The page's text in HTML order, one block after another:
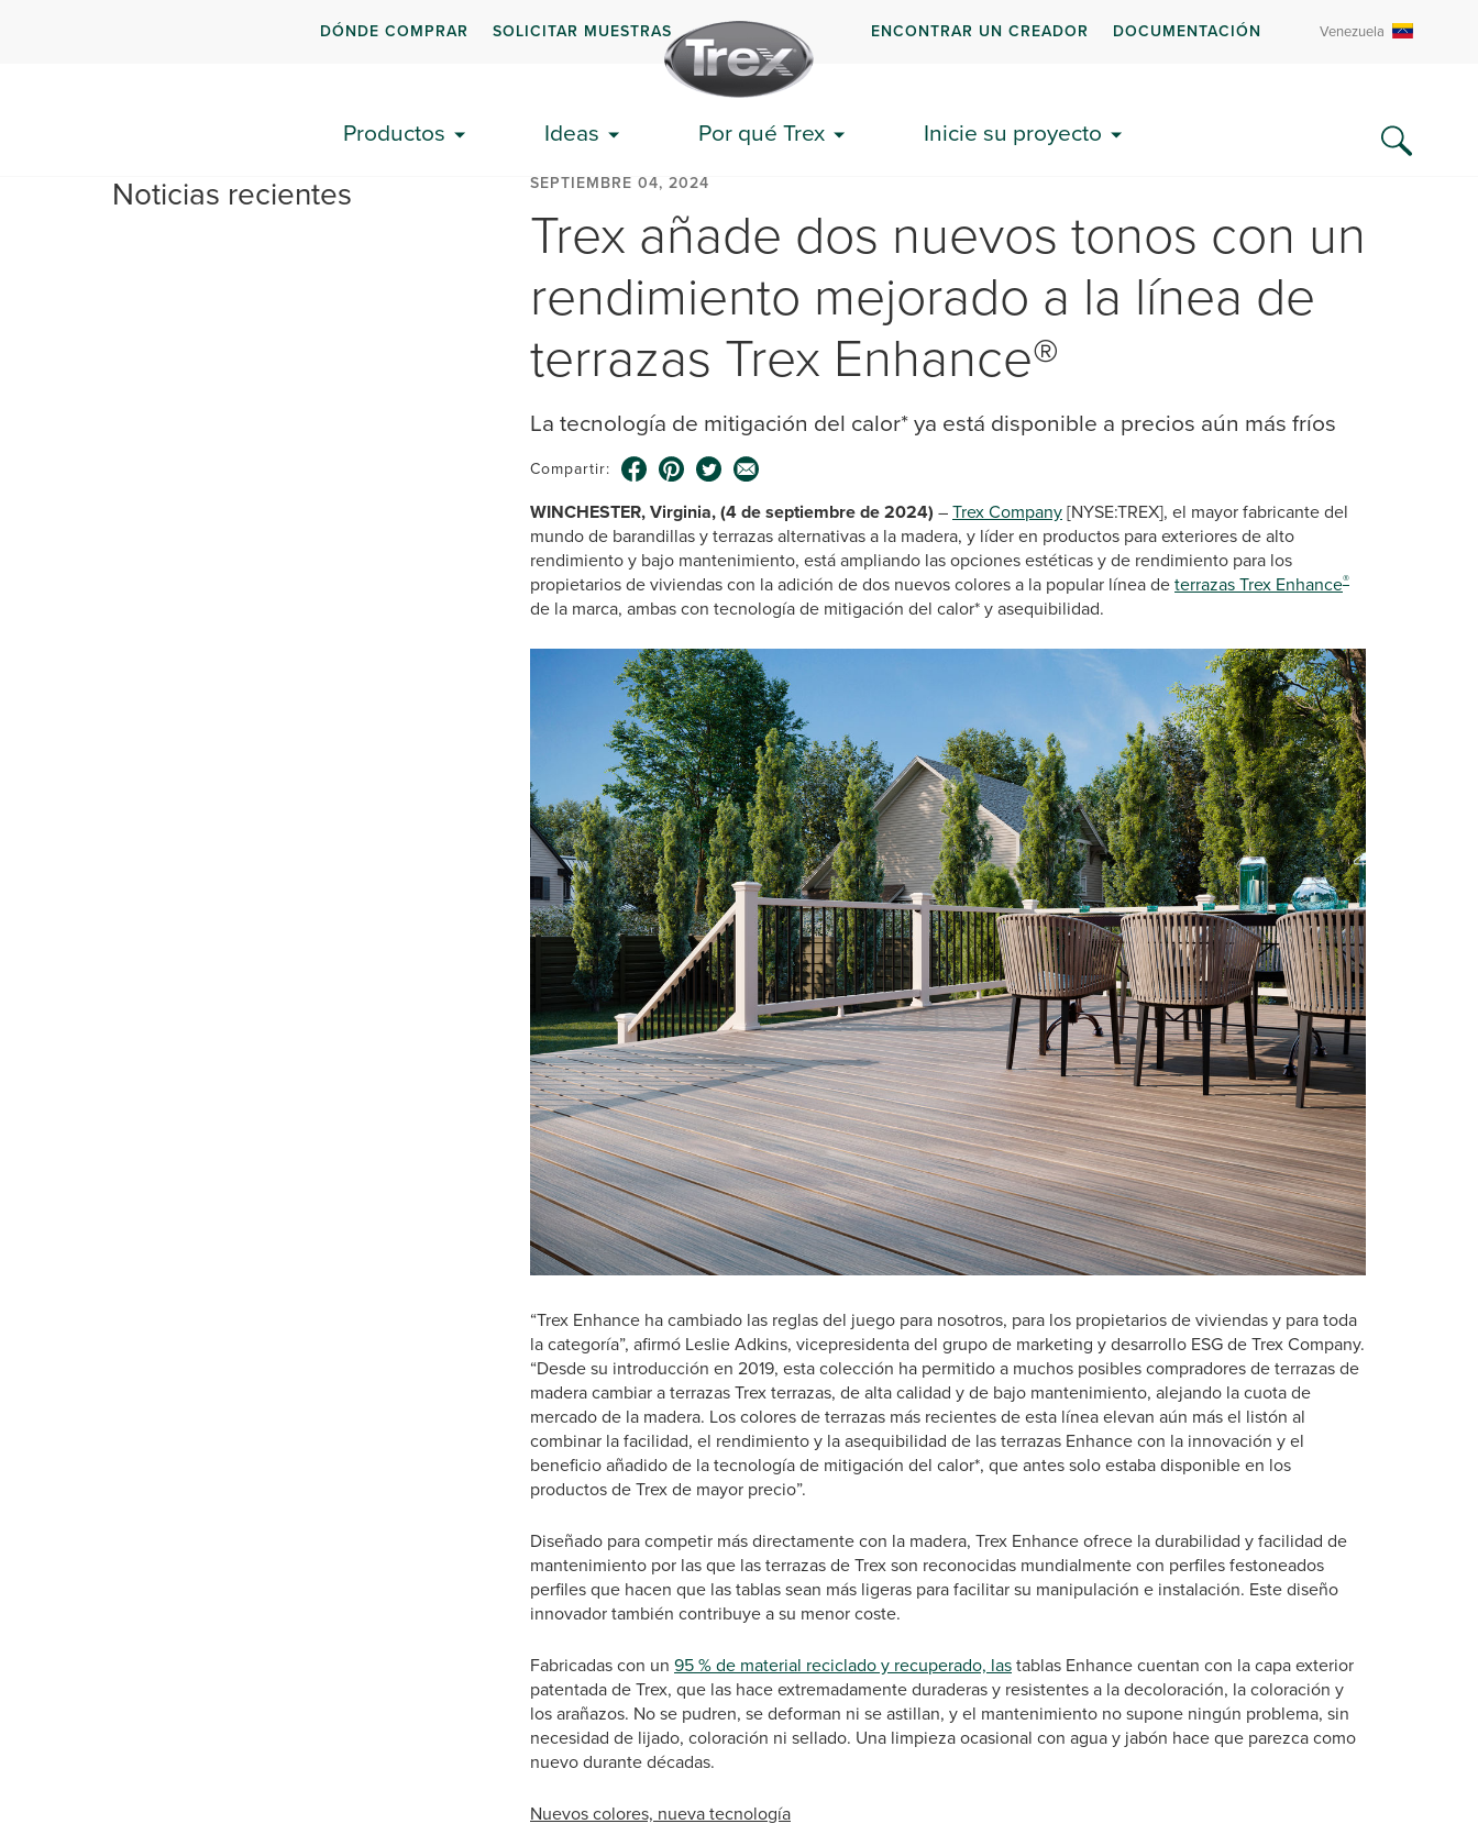
DÓNDE COMPRAR SOLICITAR MUESTRAS ENCONTRAR UN CREADOR DOCUMENTACIÓN Venezuela
Productos Ideas Por qué Trex Inicie su proyecto
Noticias recientes SEPTIEMBRE 04, 2024
Trex añade dos nuevos tonos con un
rendimiento mejorado a la línea de
terrazas Trex Enhance®
La tecnología de mitigación del calor* ya está disponible a precios aún más fríos
Compartir:
WINCHESTER, Virginia, (4 de septiembre de 2024) –Trex Company[NYSE:TREX], el mayor fabricante del
mundo de barandillas y terrazas alternativas a la madera, y líder en productos para exteriores de alto
rendimiento y bajo mantenimiento, está ampliando las opciones estéticas y de rendimiento para los
propietarios de viviendas con la adición de dos nuevos colores a la popular línea deterrazas Trex Enhance®
de la marca, ambas con tecnología de mitigación del calor* y asequibilidad.
“Trex Enhance ha cambiado las reglas del juego para nosotros, para los propietarios de viviendas y para toda
la categoría”, afirmó Leslie Adkins, vicepresidenta del grupo de marketing y desarrollo ESG de Trex Company.
“Desde su introducción en 2019, esta colección ha permitido a muchos posibles compradores de terrazas de
madera cambiar a terrazas Trex terrazas, de alta calidad y de bajo mantenimiento, alejando la cuota de
mercado de la madera. Los colores de terrazas más recientes de esta línea elevan aún más el listón al
combinar la facilidad, el rendimiento y la asequibilidad de las terrazas Enhance con la innovación y el
beneficio añadido de la tecnología de mitigación del calor*, que antes solo estaba disponible en los
productos de Trex de mayor precio”.
Diseñado para competir más directamente con la madera, Trex Enhance ofrece la durabilidad y facilidad de
mantenimiento por las que las terrazas de Trex son reconocidas mundialmente con perfiles festoneados
perfiles que hacen que las tablas sean más ligeras para facilitar su manipulación e instalación. Este diseño
innovador también contribuye a su menor coste.
Fabricadas con un 95 % de material reciclado y recuperado, lastablas Enhance cuentan con la capa exterior
patentada de Trex, que las hace extremadamente duraderas y resistentes a la decoloración, la coloración y
los arañazos. No se pudren, se deforman ni se astillan, y el mantenimiento no supone ningún problema, sin
necesidad de lijado, coloración ni sellado. Una limpieza ocasional con agua y jabón hace que parezca como
nuevo durante décadas.
Nuevos colores, nueva tecnología